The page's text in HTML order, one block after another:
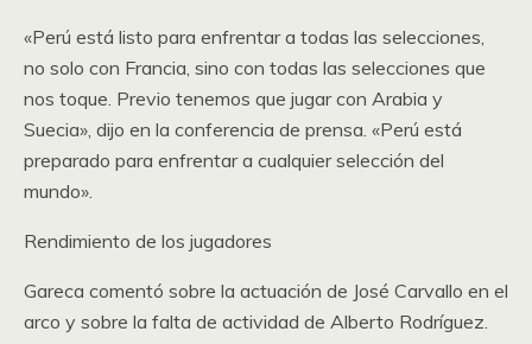
«Perú está listo para enfrentar a todas las selecciones,
no solo con Francia, sino con todas las selecciones que
nos toque. Previo tenemos que jugar con Arabia y
Suecia», dijo en la conferencia de prensa. «Perú está
preparado para enfrentar a cualquier selección del
mundo».
Rendimiento de los jugadores
Gareca comentó sobre la actuación de José Carvallo en el
arco y sobre la falta de actividad de Alberto Rodríguez.